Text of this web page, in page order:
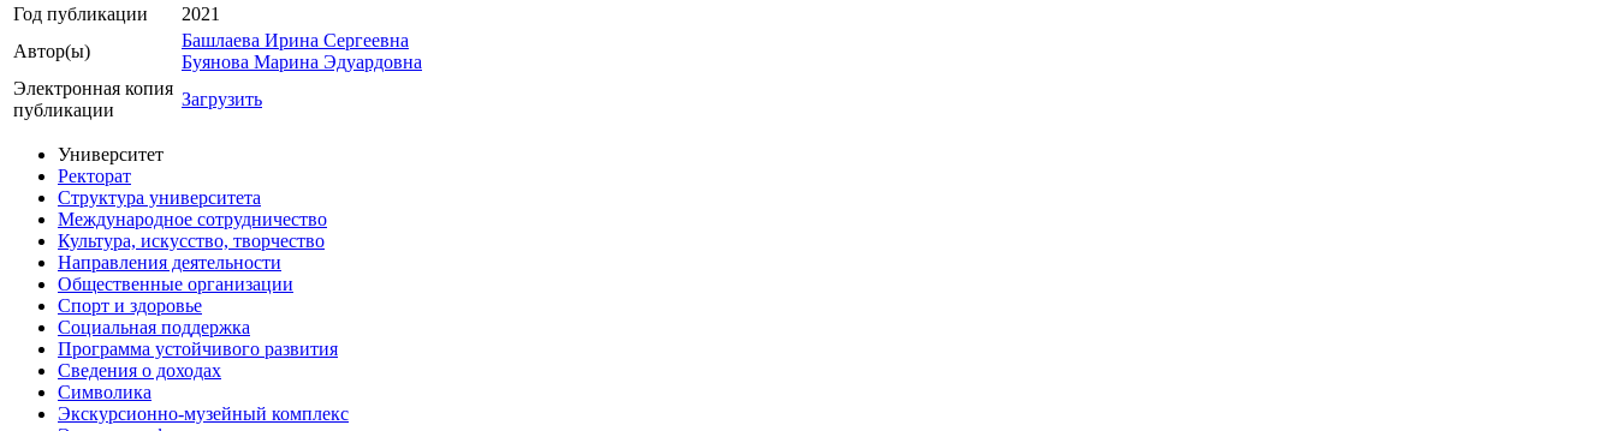
Год публикации
2021
Автор(ы)
Башлаева Ирина Сергеевна
Буянова Марина Эдуардовна
Электронная копия
публикации
Загрузить
Университет
Ректорат
Структура университета
Международное сотрудничество
Культура, искусство, творчество
Направления деятельности
Общественные организации
Спорт и здоровье
Социальная поддержка
Программа устойчивого развития
Сведения о доходах
Символика
Экскурсионно-музейный комплекс